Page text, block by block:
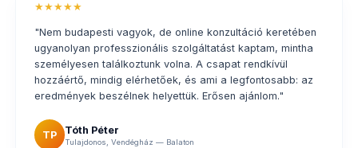
★★★★★
"Nem budapesti vagyok, de online konzultáció keretében
ugyanolyan professzionális szolgáltatást kaptam, mintha
személyesen találkoztunk volna. A csapat rendkívül
hozzáértő, mindig elérhetőek, és ami a legfontosabb: az
eredmények beszélnek helyettük. Erősen ajánlom."
TP Tóth Péter
Tulajdonos, Vendégház — Balaton